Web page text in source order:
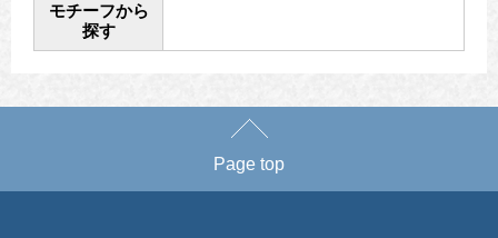
モチーフから
探す
Page top